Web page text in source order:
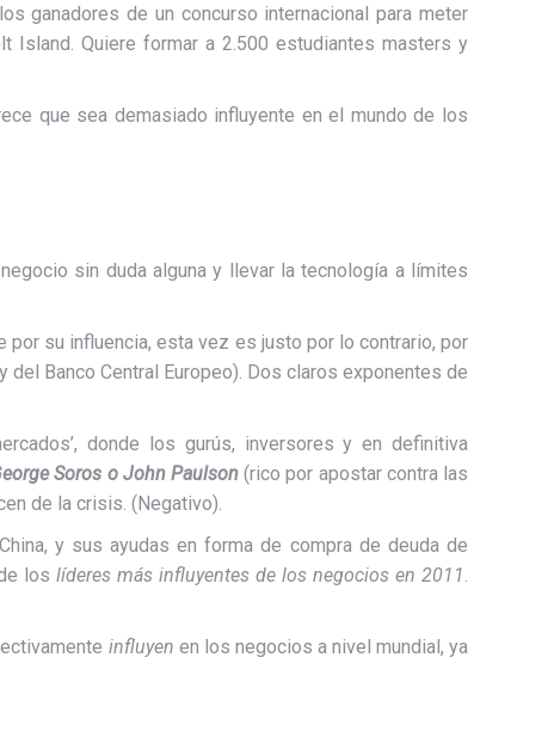
ganadores de un concurso internacional para meter
Island. Quiere formar a 2.500 estudiantes masters y
que sea demasiado influyente en el mundo de los
sin duda alguna y llevar la tecnología a límites
su influencia, esta vez es justo por lo contrario, por
del Banco Central Europeo). Dos claros exponentes de
donde los gurús, inversores y en definitiva
Soros o John Paulson (rico por apostar contra las
de la crisis. (Negativo).
y sus ayudas en forma de compra de deuda de
los líderes más influyentes de los negocios en 2011.
influyen en los negocios a nivel mundial, ya